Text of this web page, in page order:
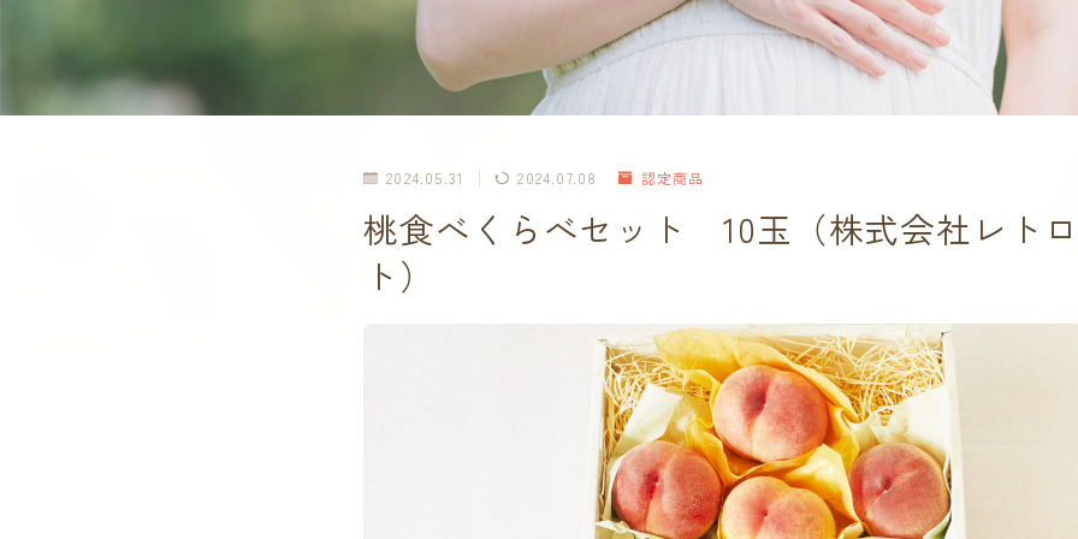
2024.05.31 2024.07.08 認定商品
桃食べくらべセット 10玉（株式会社レト
ト）